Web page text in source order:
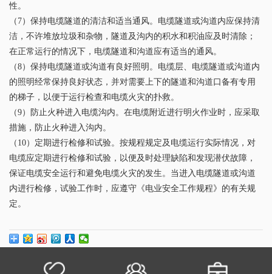
性。
（7）保持电缆隧道的清洁和适当通风。电缆隧道或沟道内应保持清
洁，不许堆放垃圾和杂物，隧道及沟内的积水和积油应及时清除；
在正常运行的情况下，电缆隧道和沟道应有适当的通风。
（8）保持电缆隧道或沟道有良好照明。电缆层、电缆隧道或沟道内
的照明经常保持良好状态，并对需要上下的隧道和沟道口备有专用
的梯子，以便于运行检查和电缆火灾的扑救。
（9）防止火种进入电缆沟内。在电缆附近进行明火作业时，应采取
措施，防止火种进入沟内。
（10）定期进行检修和试验。按规程规定及电缆运行实际情况，对
电缆应定期进行检修和试验，以便及时处理缺陷和发现潜伏故障，
保证电缆安全运行和避免电缆火灾的发生。当进入电缆隧道或沟道
内进行检修，试验工作时，应遵守《电业安全工作规程》的有关规
定。